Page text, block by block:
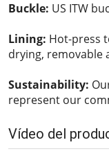
Buckle: US ITW
Lining: Hot-press
drying, removable
Sustainability:
represent our
Vídeo del